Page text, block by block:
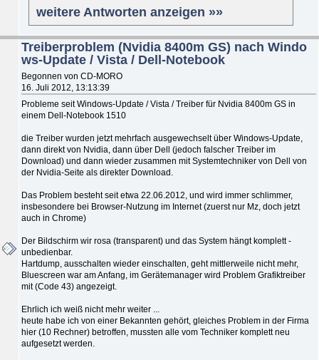
weitere Antworten anzeigen »»
Treiberproblem (Nvidia 8400m GS) nach Windo
ws-Update / Vista / Dell-Notebook
Begonnen von CD-MORO
16. Juli 2012, 13:13:39
Probleme seit Windows-Update / Vista / Treiber für Nvidia 8400m GS in
einem Dell-Notebook 1510
die Treiber wurden jetzt mehrfach ausgewechselt über Windows-Update,
dann direkt von Nvidia, dann über Dell (jedoch falscher Treiber im
Download) und dann wieder zusammen mit Systemtechniker von Dell von
der Nvidia-Seite als direkter Download.
Das Problem besteht seit etwa 22.06.2012, und wird immer schlimmer,
insbesondere bei Browser-Nutzung im Internet (zuerst nur Mz, doch jetzt
auch in Chrome)
Der Bildschirm wir rosa (transparent) und das System hängt komplett -
unbedienbar.
Hartdump, ausschalten wieder einschalten, geht mittlerweile nicht mehr,
Bluescreen war am Anfang, im Gerätemanager wird Problem Grafiktreiber
mit (Code 43) angezeigt.
Ehrlich ich weiß nicht mehr weiter ...
heute habe ich von einer Bekannten gehört, gleiches Problem in der Firma
hier (10 Rechner) betroffen, mussten alle vom Techniker komplett neu
aufgesetzt werden.